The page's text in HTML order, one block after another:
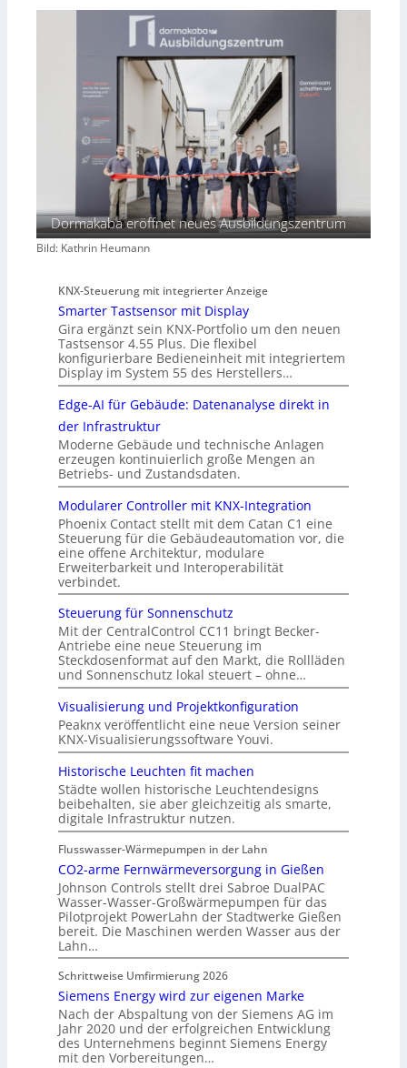
Dormakaba eröffnet neues Ausbildungszentrum
Bild: Kathrin Heumann
KNX-Steuerung mit integrierter Anzeige
Smarter Tastsensor mit Display
Gira ergänzt sein KNX-Portfolio um den neuen
Tastsensor 4.55 Plus. Die flexibel
konfigurierbare Bedieneinheit mit integriertem
Display im System 55 des Herstellers…
Edge-AI für Gebäude: Datenanalyse direkt in
der Infrastruktur
Moderne Gebäude und technische Anlagen
erzeugen kontinuierlich große Mengen an
Betriebs- und Zustandsdaten.
Modularer Controller mit KNX-Integration
Phoenix Contact stellt mit dem Catan C1 eine
Steuerung für die Gebäudeautomation vor, die
eine offene Architektur, modulare
Erweiterbarkeit und Interoperabilität
verbindet.
Steuerung für Sonnenschutz
Mit der CentralControl CC11 bringt Becker-
Antriebe eine neue Steuerung im
Steckdosenformat auf den Markt, die Rollläden
und Sonnenschutz lokal steuert – ohne…
Visualisierung und Projektkonfiguration
Peaknx veröffentlicht eine neue Version seiner
KNX-Visualisierungssoftware Youvi.
Historische Leuchten fit machen
Städte wollen historische Leuchtendesigns
beibehalten, sie aber gleichzeitig als smarte,
digitale Infrastruktur nutzen.
Flusswasser-Wärmepumpen in der Lahn
CO2-arme Fernwärmeversorgung in Gießen
Johnson Controls stellt drei Sabroe DualPAC
Wasser-Wasser-Großwärmepumpen für das
Pilotprojekt PowerLahn der Stadtwerke Gießen
bereit. Die Maschinen werden Wasser aus der
Lahn…
Schrittweise Umfirmierung 2026
Siemens Energy wird zur eigenen Marke
Nach der Abspaltung von der Siemens AG im
Jahr 2020 und der erfolgreichen Entwicklung
des Unternehmens beginnt Siemens Energy
mit den Vorbereitungen…